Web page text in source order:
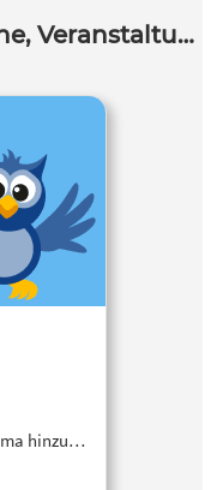
Bildungsangebote, Termine, Veranstaltungen
hinzu…